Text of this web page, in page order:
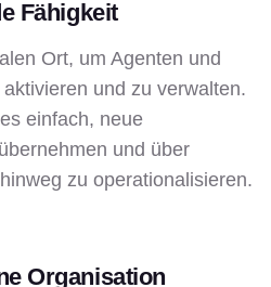
Fähigkeit
Ort, um Agenten und
und zu verwalten.
einfach, neue
und über
zu operationalisieren.
Organisation